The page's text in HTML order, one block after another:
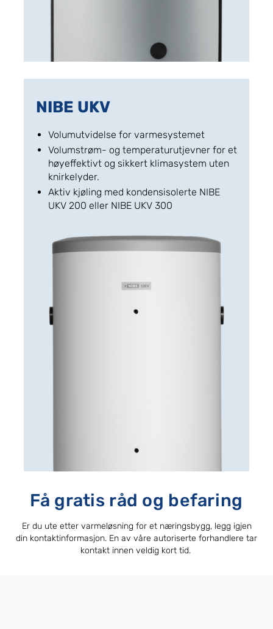
NIBE UKV
Volumutvidelse for varmesystemet
Volumstrøm- og temperaturutjevner for et
høyeffektivt og sikkert klimasystem uten
knirkelyder.
Aktiv kjøling med kondensisolerte NIBE
UKV 200 eller NIBE UKV 300
Få gratis råd og befaring
Er du ute etter varmeløsning for et næringsbygg, legg igjen
din kontaktinformasjon. En av våre autoriserte forhandlere tar
kontakt innen veldig kort tid.